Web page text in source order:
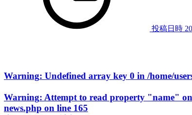
投稿日時
Warning: Undefined array key 0 in /home/
Warning: Attempt to read property "name"
news.php on line 165